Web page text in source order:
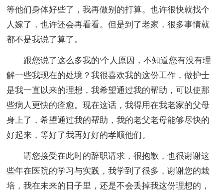
等他们身体好些了，我再做别的打算。也许很快就找个
人嫁了，也许还会再看看。但是到了老家，很多事情就
都不是我说了算了。
跟您说了这么多我的'个人原因，不知道您有没有理
解一些我现在的处境？我很喜欢我的这份工作，做护士
是我一直以来的理想，我希望通过我的帮助，可以使那
些病人更快的痊愈。现在这话，我得用在我老家的父母
身上了，希望通过我的帮助，我的老父老母能够尽快的
好起来，等好了我再好好的孝顺他们。
请您接受在此时的辞职请求，很抱歉，也很谢谢这
些年在医院的学习与实践，我学到了很多，谢谢您的栽
培，我在未来的日子里，还是不会丢掉我这份理想的，